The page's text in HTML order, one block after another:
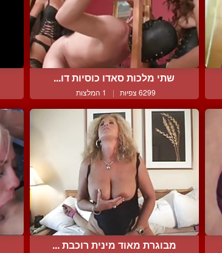
שתי מלכות סאדו כוסיות דו...
6299 צפיות | 1 המלצות
מבוגרת מאוד מינית רוכבת ...